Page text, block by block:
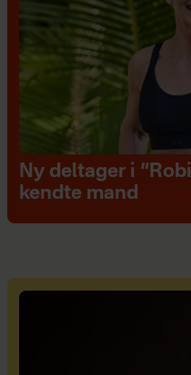
Ny deltager i
kendte mand